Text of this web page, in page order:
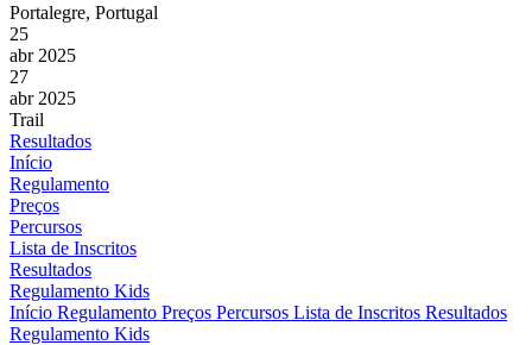
Portalegre, Portugal
25
abr 2025
27
abr 2025
Trail
Resultados
Início
Regulamento
Preços
Percursos
Lista de Inscritos
Resultados
Regulamento Kids
Início Regulamento Preços Percursos Lista de Inscritos Resultados
Regulamento Kids